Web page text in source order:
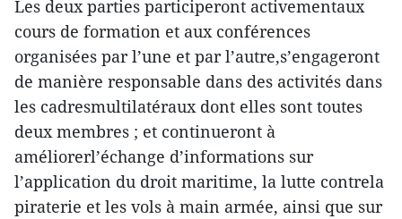
Les deux parties participeront activementaux
cours de formation et aux conférences
organisées par l’une et par l’autre,s’engageront
de manière responsable dans des activités dans
les cadresmultilatéraux dont elles sont toutes
deux membres ; et continueront à
améliorerl’échange d’informations sur
l’application du droit maritime, la lutte contrela
piraterie et les vols à main armée, ainsi que sur